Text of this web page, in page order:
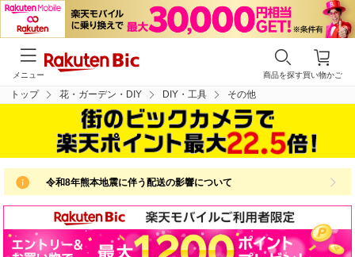
買い物かご
商品を探す
メニュー
トップ 花・ガーデン・DIY DIY・工具 その他
令和8年熊本地震に伴う配送の影響について